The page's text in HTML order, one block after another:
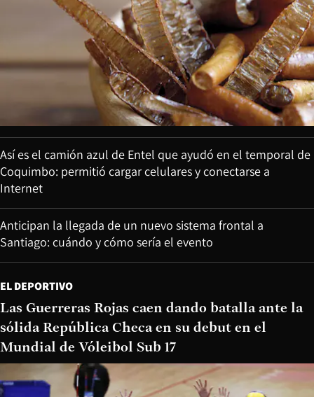
Así es el camión azul de Entel que ayudó en el temporal de
Coquimbo: permitió cargar celulares y conectarse a
Internet
Anticipan la llegada de un nuevo sistema frontal a
Santiago: cuándo y cómo sería el evento
EL DEPORTIVO
Las Guerreras Rojas caen dando batalla ante la
sólida República Checa en su debut en el
Mundial de Vóleibol Sub 17